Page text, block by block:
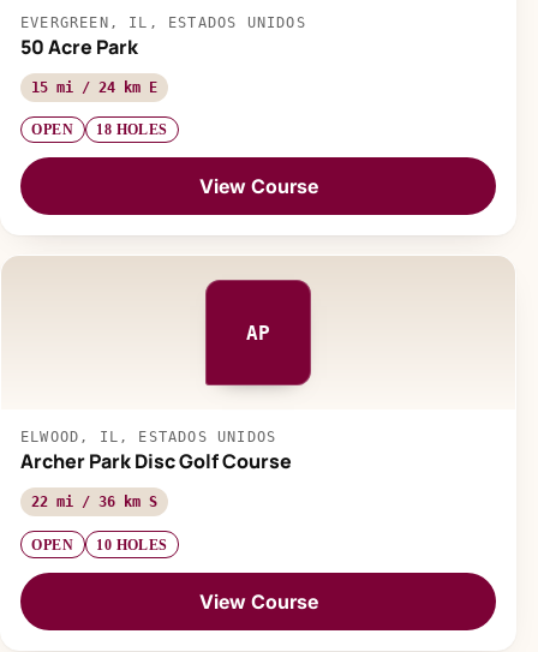
EVERGREEN, IL, ESTADOS UNIDOS
50 Acre Park
15 mi / 24 km E
OPEN 18 HOLES
View Course
AP
ELWOOD, IL, ESTADOS UNIDOS
Archer Park Disc Golf Course
22 mi / 36 km S
OPEN 10 HOLES
View Course